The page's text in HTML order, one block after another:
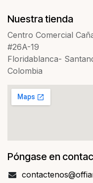
Nuestra tienda
Centro Comercial
#26A-19
Floridablanca-
Colombia
Póngase en